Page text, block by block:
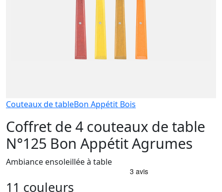
Couteaux de tableBon Appétit Bois
Coffret de 4 couteaux de table
N°125 Bon Appétit Agrumes
Ambiance ensoleillée à table
11 couleurs